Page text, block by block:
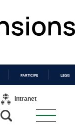
PARTICIPE
Intranet